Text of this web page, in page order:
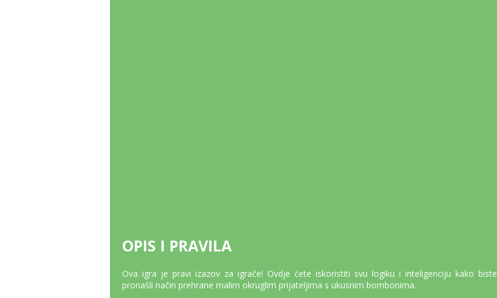
OPIS I PRAVILA
Ova igra je pravi izazov za igrače! Ovdje ćete iskoristiti svu logiku i inteligenciju kako biste
pronašli način prehrane malim okruglim prijateljima s ukusnim bombonima.